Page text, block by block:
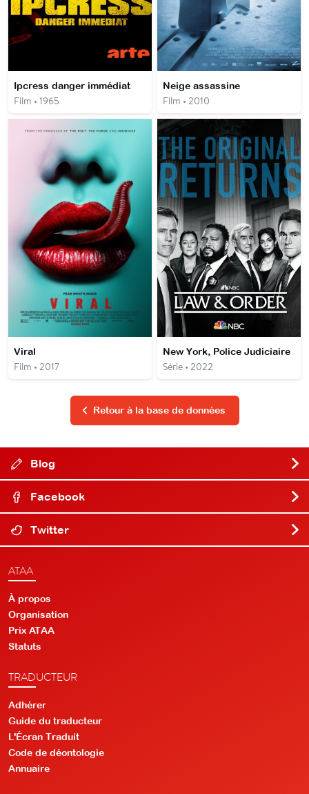
Ipcress danger immédiat
Film • 1965
Neige assassine
Film • 2010
Viral
Film • 2017
New York, Police Judiciaire
Série • 2022
Retour à la base de données
Blog
Facebook
Twitter
ATAA
À propos
Organisation
Prix ATAA
Statuts
TRADUCTEUR
Adhérer
Guide du traducteur
L'Écran Traduit
Code de déontologie
Annuaire